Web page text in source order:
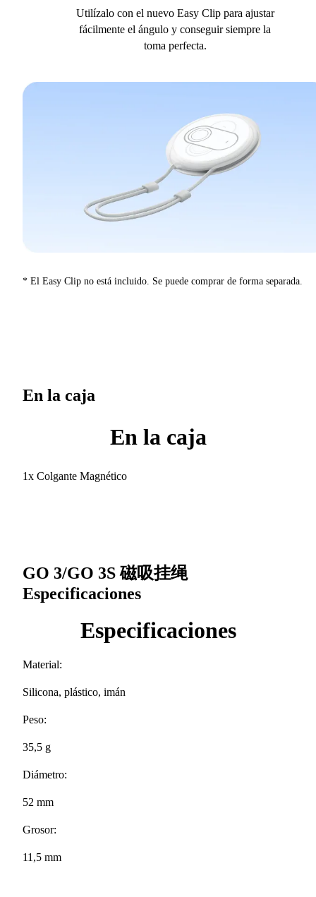
Utilízalo con el nuevo Easy Clip para ajustar
fácilmente el ángulo y conseguir siempre la
toma perfecta.
* El Easy Clip no está incluido. Se puede comprar de forma separada.
En la caja
En la caja
1x Colgante Magnético
GO 3/GO 3S 磁吸挂绳
Especificaciones
Especificaciones
Material:
Silicona, plástico, imán
Peso:
35,5 g
Diámetro:
52 mm
Grosor:
11,5 mm